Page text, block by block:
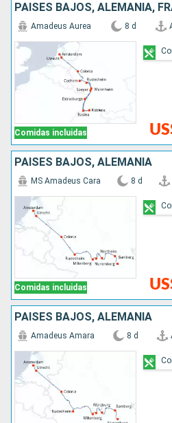
Comidas incluidas
Amadeus Aurea 8 d
PAISES BAJOS, ALEMANIA
Comidas incluidas
MS Amadeus Cara 8 d
PAISES BAJOS, ALEMANIA
Amadeus Amara 8 d